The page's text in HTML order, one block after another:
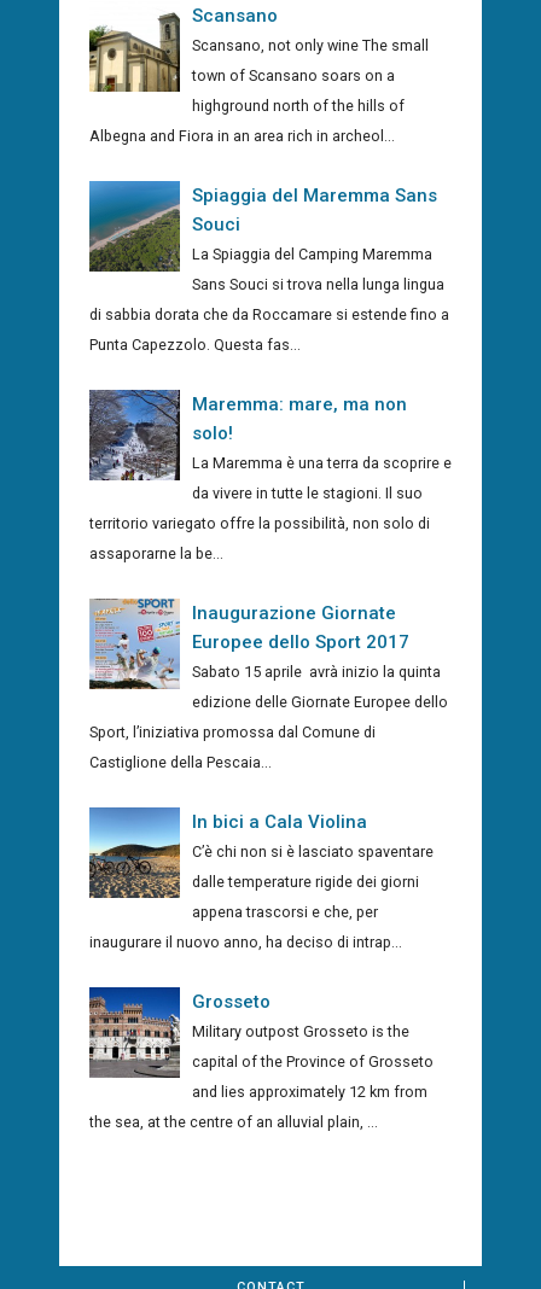
Scansano
Scansano, not only wine The small
town of Scansano soars on a
highground north of the hills of
Albegna and Fiora in an area rich in archeol...
Spiaggia del Maremma Sans
Souci
La Spiaggia del Camping Maremma
Sans Souci si trova nella lunga lingua
di sabbia dorata che da Roccamare si estende fino a
Punta Capezzolo. Questa fas...
Maremma: mare, ma non
solo!
La Maremma è una terra da scoprire e
da vivere in tutte le stagioni. Il suo
territorio variegato offre la possibilità, non solo di
assaporarne la be...
Inaugurazione Giornate
Europee dello Sport 2017
Sabato 15 aprile avrà inizio la quinta
edizione delle Giornate Europee dello
Sport, l’iniziativa promossa dal Comune di
Castiglione della Pescaia...
In bici a Cala Violina
C’è chi non si è lasciato spaventare
dalle temperature rigide dei giorni
appena trascorsi e che, per
inaugurare il nuovo anno, ha deciso di intrap...
Grosseto
Military outpost Grosseto is the
capital of the Province of Grosseto
and lies approximately 12 km from
the sea, at the centre of an alluvial plain, ...